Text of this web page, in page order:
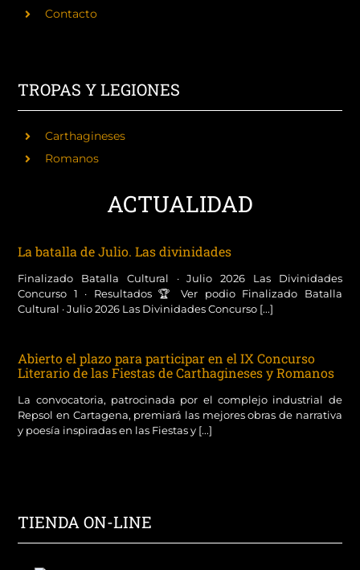
Contacto
TROPAS Y LEGIONES
Carthagineses
Romanos
ACTUALIDAD
La batalla de Julio. Las divinidades
Finalizado Batalla Cultural · Julio 2026 Las Divinidades
Concurso 1 · Resultados 🏆 Ver podio Finalizado Batalla
Cultural · Julio 2026 Las Divinidades Concurso [...]
Abierto el plazo para participar en el IX Concurso
Literario de las Fiestas de Carthagineses y Romanos
La convocatoria, patrocinada por el complejo industrial de
Repsol en Cartagena, premiará las mejores obras de narrativa
y poesía inspiradas en las Fiestas y [...]
TIENDA ON-LINE